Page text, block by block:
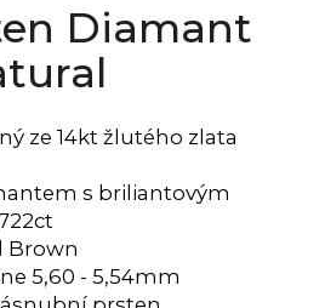
Diamant
ze 14kt žlutého zlata
s briliantovým
Brown
5,60 - 5,54mm